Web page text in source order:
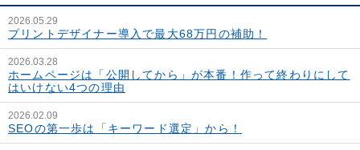
2026.05.29
プリントデザイナー導入で最大68万円の補助！
2026.03.28
ホームページは「公開してから」が本番！作って終わりにして
はいけない4つの理由
2026.02.09
SEOの第一歩は「キーワード選定」から！